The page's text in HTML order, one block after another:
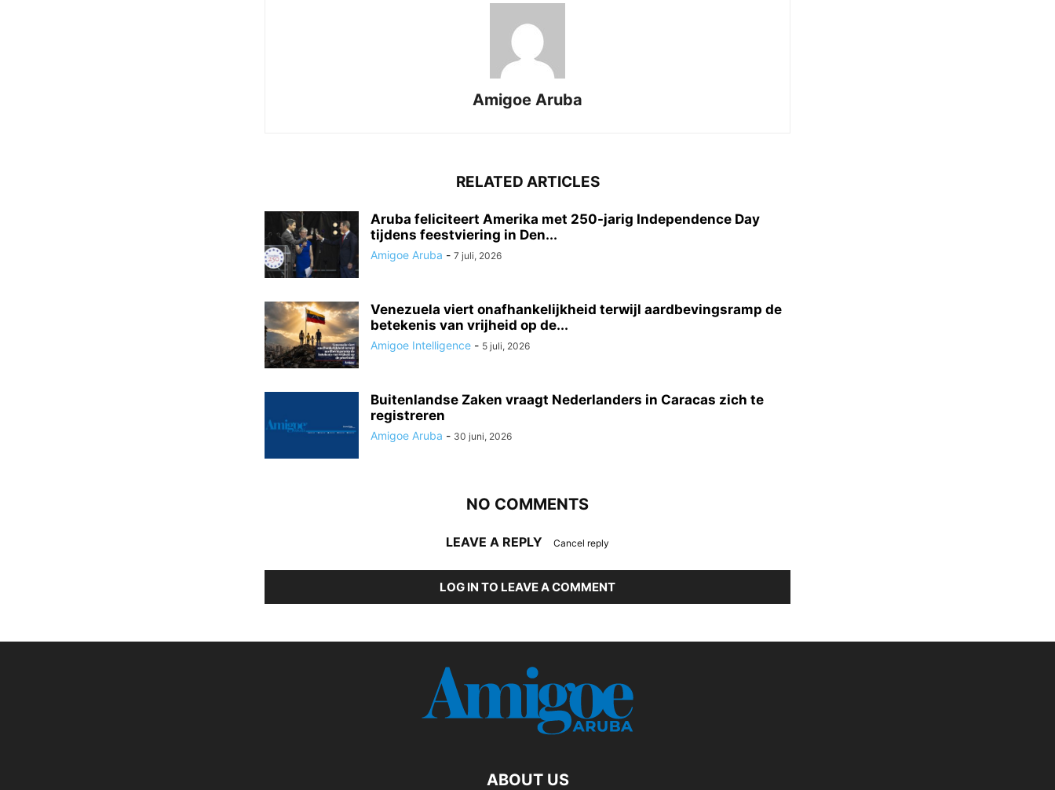
Amigoe Aruba
RELATED ARTICLES
Aruba feliciteert Amerika met 250-jarig Independence Day
tijdens feestviering in Den...
Amigoe Aruba - 7 juli, 2026
Venezuela viert onafhankelijkheid terwijl aardbevingsramp de
betekenis van vrijheid op de...
Amigoe Intelligence - 5 juli, 2026
Buitenlandse Zaken vraagt Nederlanders in Caracas zich te
registreren
Amigoe Aruba - 30 juni, 2026
NO COMMENTS
LEAVE A REPLY Cancel reply
LOG IN TO LEAVE A COMMENT
ABOUT US